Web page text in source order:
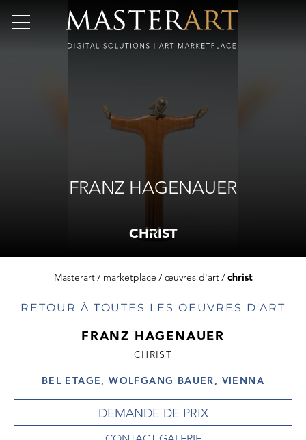
FRANZ HAGENAUER
CHRIST
Masterart marketplace œuvres d'art christ
RETOUR À TOUTES LES OEUVRES D'ART
FRANZ HAGENAUER
CHRIST
BEL ETAGE, WOLFGANG BAUER, VIENNA
DEMANDE DE PRIX